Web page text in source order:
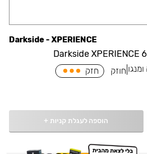
Darkside XPERIENCE
Darkside - XPERIENCE
חוזק חזק
הוספה לעגלת קניות +